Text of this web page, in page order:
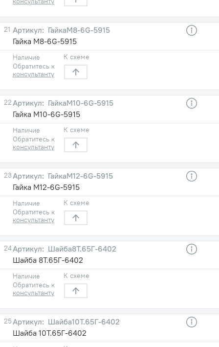
21
ГайкаМ8-6G-5915
Гайка М8-6G-5915
Наличие
Обратитесь к
консультанту
К схеме
22
ГайкаМ10-6G-5915
Гайка М10-6G-5915
Наличие
Обратитесь к
консультанту
К схеме
23
ГайкаМ12-6G-5915
Гайка М12-6G-5915
Наличие
Обратитесь к
консультанту
К схеме
24
Шайба8Т.65Г-6402
Шайба 8Т.65Г-6402
Наличие
Обратитесь к
консультанту
К схеме
25
Шайба10Т.65Г-6402
Шайба 10Т.65Г-6402